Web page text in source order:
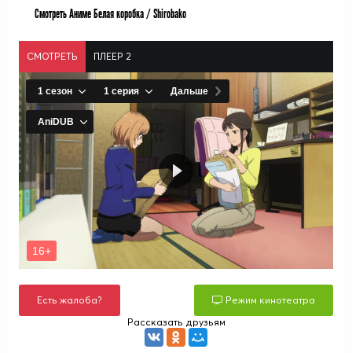
Смотреть Аниме Белая коробка / Shirobako
СМОТРЕТЬ ПЛЕЕР 2
Есть жалоба?
Режим кинотеатра
Рассказать друзьям